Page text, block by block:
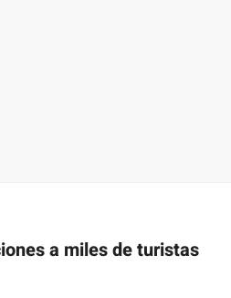
a miles de turistas